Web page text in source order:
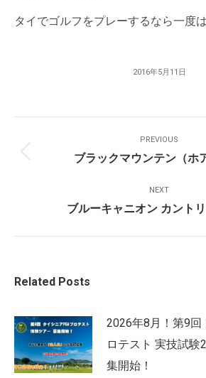
タイでゴルフをプレーするなら一度
2016年5月11日
Navigation
PREVIOUS
Previous
ブラックマウンテン（ホ
NEXT
Next
ブルーキャニオン カント
Related Posts
2026年8月！第9回
ロテスト 実技試験
集開始！